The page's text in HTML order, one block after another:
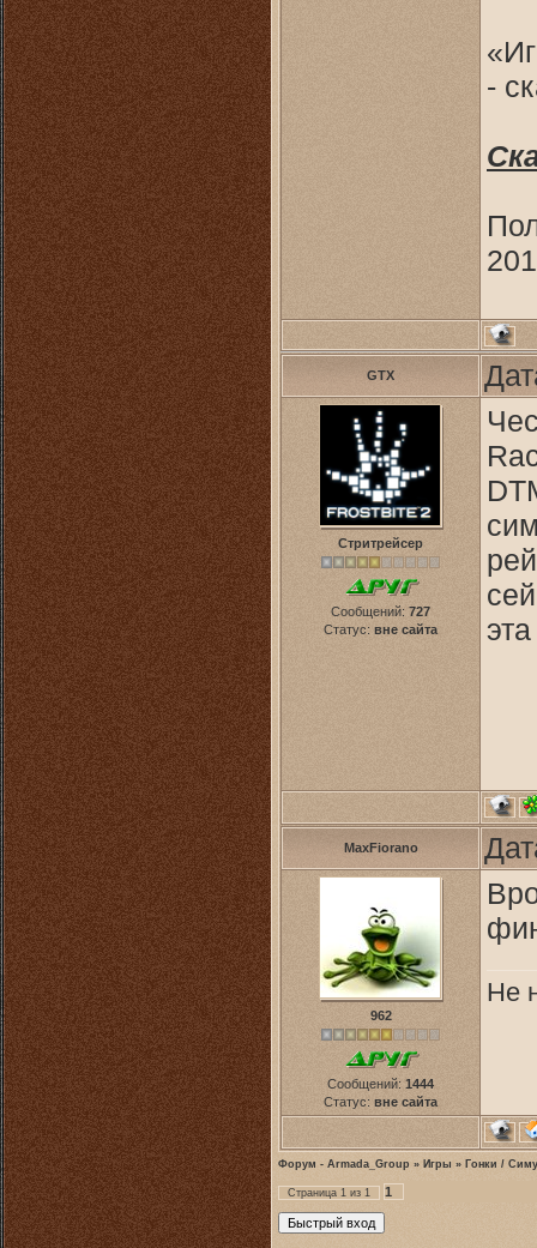
-
GTX
Стритрейсер
Сообщений: 727
Статус: вне сайта
MaxFiorano
962
Сообщений: 1444
Статус: вне сайта
Не
Форум - Armada_Group » Игры » Гонки /
Страница 1 из 1 1